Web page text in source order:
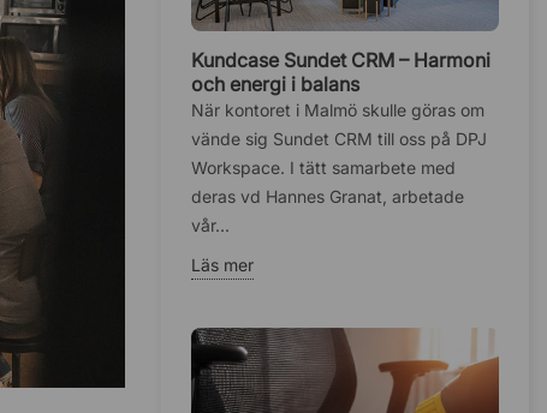
Kundcase Sundet CRM – Harmoni
och energi i balans
När kontoret i Malmö skulle göras om
vände sig Sundet CRM till oss på DPJ
Workspace. I tätt samarbete med
deras vd Hannes Granat, arbetade
vår...
Läs mer